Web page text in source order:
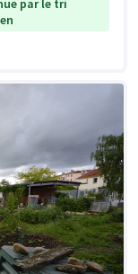
par le tri